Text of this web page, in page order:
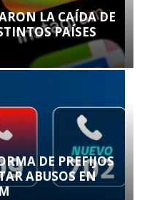
LA CAÍDA DE
PAÍSES
DE PREFIJOS
ABUSOS EN